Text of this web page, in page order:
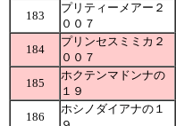
183
プリティーメアー２
００７
184
プリンセスミミカ２
００７
185
ホクテンマドンナの
１９
186
ホシノダイアナの１